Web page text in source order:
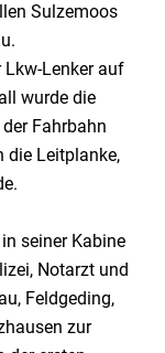
Sulzemoos
Lkw-Lenker auf
wurde die
Fahrbahn
die Leitplanke,
seiner Kabine
Notarzt und
Feldgeding,
zur